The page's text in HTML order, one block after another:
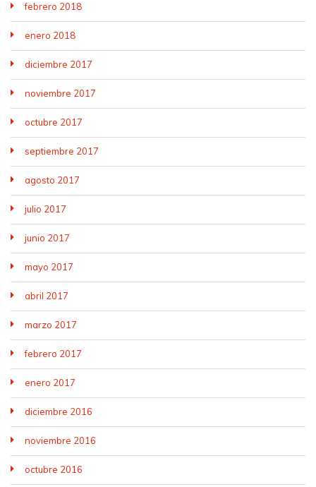
febrero 2018
enero 2018
diciembre 2017
noviembre 2017
octubre 2017
septiembre 2017
agosto 2017
julio 2017
junio 2017
mayo 2017
abril 2017
marzo 2017
febrero 2017
enero 2017
diciembre 2016
noviembre 2016
octubre 2016